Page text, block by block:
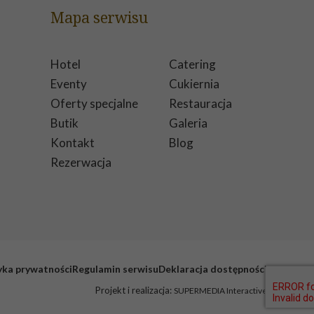
Mapa serwisu
Hotel
Eventy
Oferty specjalne
Butik
Catering
Cukiernia
Restauracja
Galeria
Kontakt
Rezerwacja
Blog
prywatnościRegulamin serwisuDeklaracja dostępności
Projekt i realizacja: SUPERMEDIA Interactive